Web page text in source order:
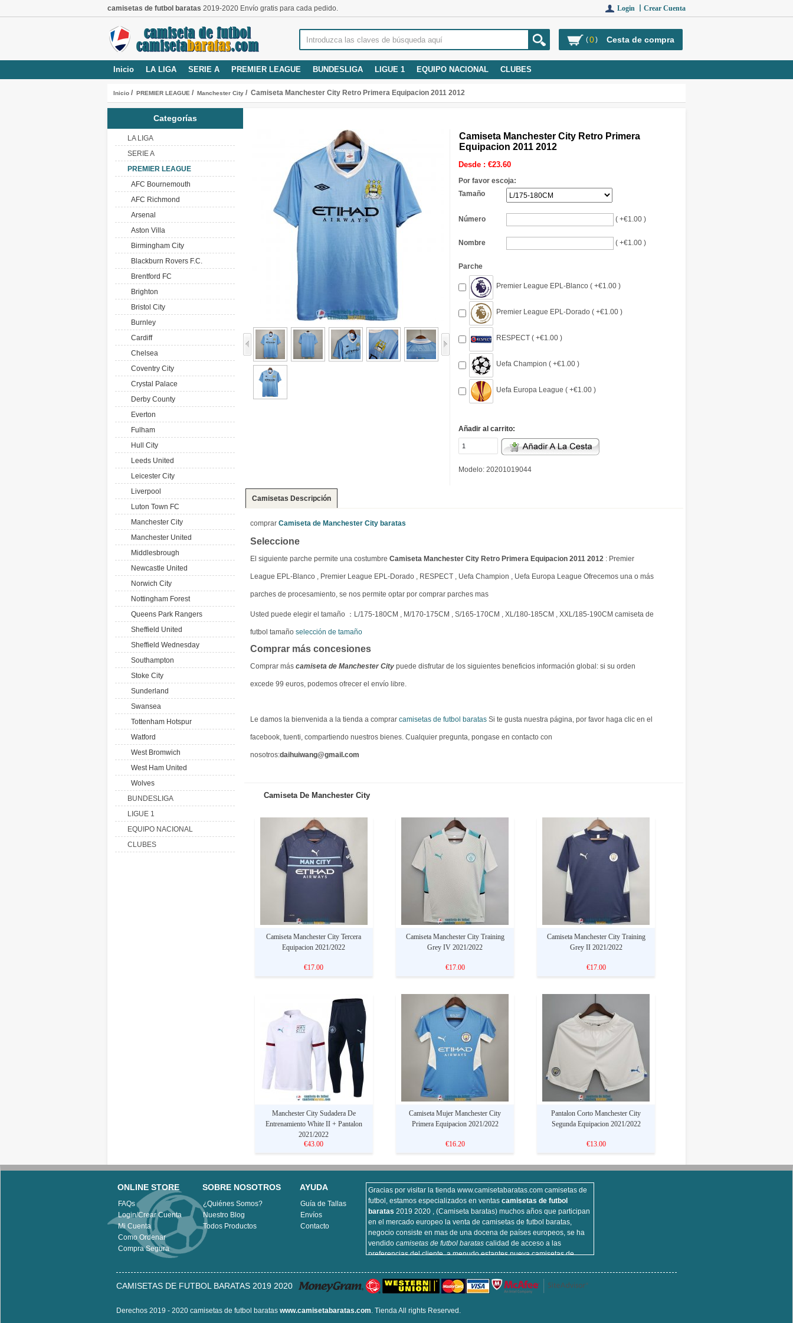
camisetas de futbol baratas 2019-2020 Envío gratis para cada pedido. Login 丨 Crear Cuenta
(0) Cesta de compra
Inicio LA LIGA SERIE A PREMIER LEAGUE BUNDESLIGA LIGUE 1 EQUIPO NACIONAL CLUBES
Inicio / PREMIER LEAGUE / Manchester City / Camiseta Manchester City Retro Primera Equipacion 2011 2012
Categorías
LA LIGA
SERIE A
PREMIER LEAGUE
AFC Bournemouth
AFC Richmond
Arsenal
Aston Villa
Birmingham City
Blackburn Rovers F.C.
Brentford FC
Brighton
Bristol City
Burnley
Cardiff
Chelsea
Coventry City
Crystal Palace
Derby County
Everton
Fulham
Hull City
Leeds United
Leicester City
Liverpool
Luton Town FC
Manchester City
Manchester United
Middlesbrough
Newcastle United
Norwich City
Nottingham Forest
Queens Park Rangers
Sheffield United
Sheffield Wednesday
Southampton
Stoke City
Sunderland
Swansea
Tottenham Hotspur
Watford
West Bromwich
West Ham United
Wolves
BUNDESLIGA
LIGUE 1
EQUIPO NACIONAL
CLUBES
Camiseta Manchester City Retro Primera
Equipacion 2011 2012
Desde : €23.60
Por favor escoja:
Tamaño
Número ( +€1.00 )
Nombre ( +€1.00 )
Parche
Premier League EPL-Blanco ( +€1.00 )
Premier League EPL-Dorado ( +€1.00 )
RESPECT ( +€1.00 )
Uefa Champion ( +€1.00 )
Uefa Europa League ( +€1.00 )
Añadir al carrito:
Modelo: 20201019044
Camisetas Descripción
comprar Camiseta de Manchester City baratas
Seleccione
El siguiente parche permite una costumbre Camiseta Manchester City Retro Primera Equipacion 2011 2012 : Premier
League EPL-Blanco , Premier League EPL-Dorado , RESPECT , Uefa Champion , Uefa Europa League Ofrecemos una o más
parches de procesamiento, se nos permite optar por comprar parches mas
Usted puede elegir el tamaño ：L/175-180CM , M/170-175CM , S/165-170CM , XL/180-185CM , XXL/185-190CM camiseta de
futbol tamaño selección de tamaño
Comprar más concesiones
Comprar más camiseta de Manchester City puede disfrutar de los siguientes beneficios información global: si su orden
excede 99 euros, podemos ofrecer el envío libre.
Le damos la bienvenida a la tienda a comprar camisetas de futbol baratas Si te gusta nuestra página, por favor haga clic en el
facebook, tuenti, compartiendo nuestros bienes. Cualquier pregunta, pongase en contacto con
nosotros:daihuiwang@gmail.com
Camiseta De Manchester City
Camiseta Manchester City Tercera
Equipacion 2021/2022
€17.00
Camiseta Manchester City Training
Grey IV 2021/2022
€17.00
Camiseta Manchester City Training
Grey II 2021/2022
€17.00
Manchester City Sudadera De
Entrenamiento White II + Pantalon
2021/2022
€43.00
Camiseta Mujer Manchester City
Primera Equipacion 2021/2022
€16.20
Pantalon Corto Manchester City
Segunda Equipacion 2021/2022
€13.00
ONLINE STORE
FAQs
Login/Crear Cuenta
Mi Cuenta
Como Ordenar
Compra Segura
SOBRE NOSOTROS
¿Quiénes Somos?
Nuestro Blog
Todos Productos
AYUDA
Guía de Tallas
Envíos
Contacto
Gracias por visitar la tienda www.camisetabaratas.com camisetas de
futbol, estamos especializados en ventas camisetas de futbol
baratas 2019 2020 , (Camiseta baratas) muchos años que participan
en el mercado europeo la venta de camisetas de futbol baratas,
negocio consiste en mas de una docena de países europeos, se ha
vendido camisetas de futbol baratas calidad de acceso a las
preferencias del cliente, a menudo estantes nueva camisetas de
incluyendo equipaciones de fútbol del real Madrid, camisetas de
futbol de Barcelona, camisa de futbol Arsenal, y la camisa de fútbol
ciento algodón, lavable a máquina, no desapareciendo, la calidad
CAMISETAS DE FUTBOL BARATAS 2019 2020
Derechos 2019 - 2020 camisetas de futbol baratas www.camisetabaratas.com. Tienda All rights Reserved.